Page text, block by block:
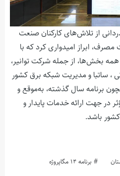
از تلاش‌های کارکنان صنعت
ابراز امیدواری کرد که با
بخش‌ها، از جمله شرکت توانیر،
، ساتبا و مدیریت شبکه برق کشور
(۲) نیز همچون برنامه سال گذشته، به‌موقع و
در جهت ارائه خدمات پایدار و
باشد.
برنامه ۱۴ مگاپروژه